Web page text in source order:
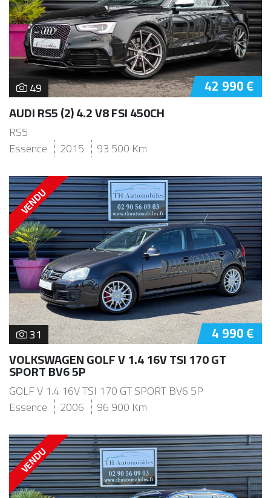
49 42 990 €
AUDI RS5 (2) 4.2 V8 FSI 450CH
RS5
Essence
2015 93 500 Km
VENDU
31 4 990 €
VOLKSWAGEN GOLF V 1.4 16V TSI 170 GT
SPORT BV6 5P
GOLF V 1.4 16V TSI 170 GT SPORT BV6 5P
Essence
2006 96 900 Km
VENDU